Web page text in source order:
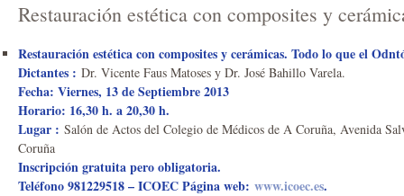
Restauración estética con composites y
Restauración estética con composites y cerámicas. Todo lo que el
Dictantes : Dr. Vicente Faus Matoses y Dr. José Bahillo Varela.
Fecha: Viernes, 13 de Septiembre 2013
Horario: 16,30 h. a 20,30 h.
Lugar : Salón de Actos del Colegio de Médicos de A Coruña, Avenida
Coruña
Inscripción gratuita pero obligatoria.
Teléfono 981229518 – ICOEC Página web: www.icoec.es.